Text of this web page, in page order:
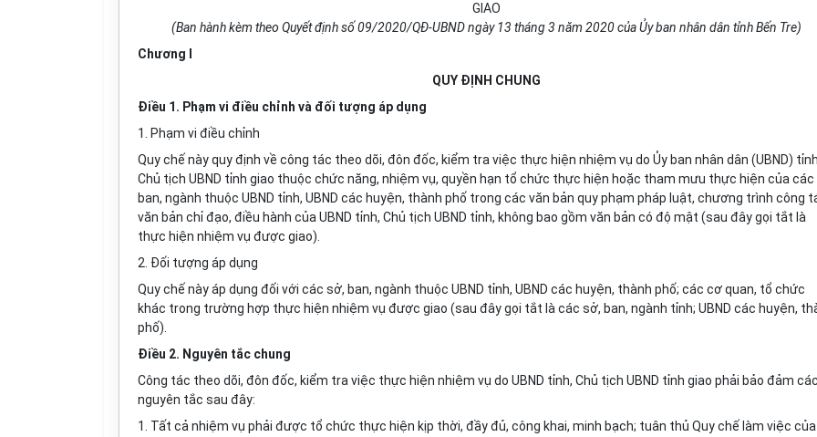
GIAO
(Ban hành kèm theo Quyết định số 09/2020/QĐ-UBND ngày 13 tháng 3 năm 2020 của Ủy ban nhân dân tỉnh Bến Tre)
Chương I
QUY ĐỊNH CHUNG
Điều 1. Phạm vi điều chỉnh và đối tượng áp dụng
1. Phạm vi điều chỉnh
Quy chế này quy định về công tác theo dõi, đôn đốc, kiểm tra việc thực hiện nhiệm vụ do Ủy ban nhân dân (UBND)
Chủ tịch UBND tỉnh giao thuộc chức năng, nhiệm vụ, quyền hạn tổ chức thực hiện hoặc tham mưu thực hiện của các
ban, ngành thuộc UBND tỉnh, UBND các huyện, thành phố trong các văn bản quy phạm pháp luật, chương trình công
văn bản chỉ đạo, điều hành của UBND tỉnh, Chủ tịch UBND tỉnh, không bao gồm văn bản có độ mật (sau đây gọi tắt là
thực hiện nhiệm vụ được giao).
2. Đối tượng áp dụng
Quy chế này áp dụng đối với các sở, ban, ngành thuộc UBND tỉnh, UBND các huyện, thành phố; các cơ quan, tổ chức
khác trong trường hợp thực hiện nhiệm vụ được giao (sau đây gọi tắt là các sở, ban, ngành tỉnh; UBND các huyện,
phố).
Điều 2. Nguyên tắc chung
Công tác theo dõi, đôn đốc, kiểm tra việc thực hiện nhiệm vụ do UBND tỉnh, Chủ tịch UBND tỉnh giao phải bảo đảm các
nguyên tắc sau đây:
1. Tất cả nhiệm vụ phải được tổ chức thực hiện kịp thời, đầy đủ, công khai, minh bạch; tuân thủ Quy chế làm việc của